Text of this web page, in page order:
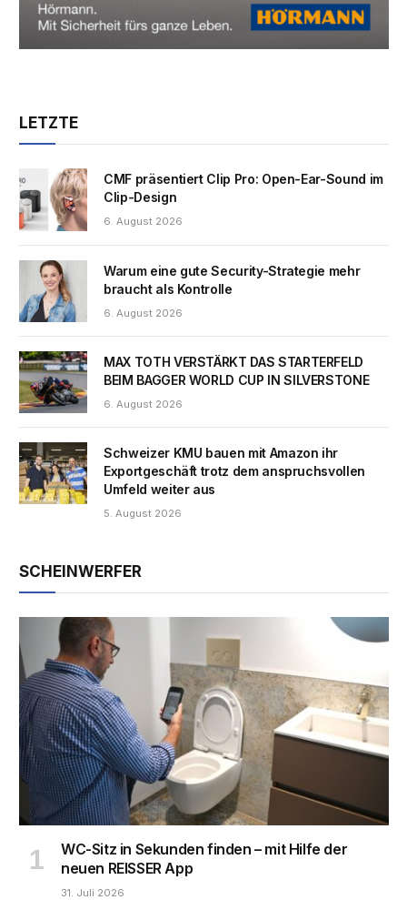
LETZTE
CMF präsentiert Clip Pro: Open-Ear-Sound im
Clip-Design
6. August 2026
Warum eine gute Security-Strategie mehr
braucht als Kontrolle
6. August 2026
MAX TOTH VERSTÄRKT DAS STARTERFELD
BEIM BAGGER WORLD CUP IN SILVERSTONE
6. August 2026
Schweizer KMU bauen mit Amazon ihr
Exportgeschäft trotz dem anspruchsvollen
Umfeld weiter aus
5. August 2026
SCHEINWERFER
WC-Sitz in Sekunden finden – mit Hilfe der
neuen REISSER App
31. Juli 2026